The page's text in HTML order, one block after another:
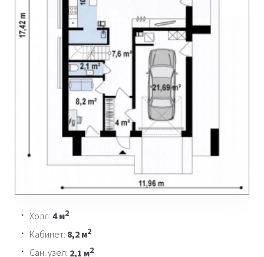
Холл:4 м2
Кабинет: 8,2 м2
Сан. узел: 2,1 м2